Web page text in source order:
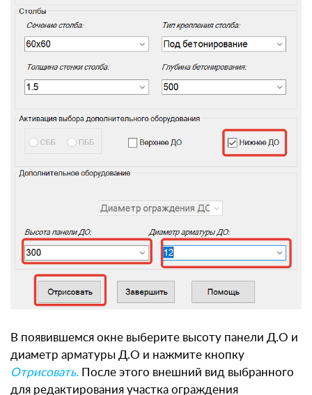
В появившемся окне выберите высоту панели Д.О и
диаметр арматуры Д.О и нажмите кнопку
Отрисовать. После этого внешний вид выбранного
для редактирования участка ограждения